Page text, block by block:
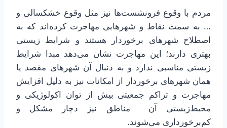
مردم با وقوع فرونشست‌ها نیز مثل وقوع خشکسالی و
… به سمت نقاط و شهرهایی مهاجرت کرده‌اند که به
اصطلاح شهرهای برخوردار هستند و شرایط زیستی
بهتری دارند؛ این مهاجرت نشان می‌دهد مبدا شرایط
زیستی مناسبی ندارد و به دنبال آن شهرهای مقصد یا
همان شهرهای برخوردار از امکانات نیز به دلیل افزایش
مهاجرت و تراکم جمعیتی بیش از توان اکولوژیکی و
محیط‌زیستی آن مناطق نیز دچار مشکل و
کم‌برخورداری می‌شوند.